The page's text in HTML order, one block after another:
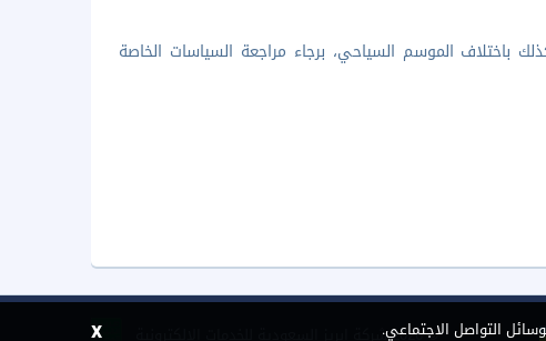
باختلاف الموسم السياحي، برجاء مراجعة السياسات الخاصة
©2026 شركة إبريز السعودية للخدمات الإلكترونية
التواصل الاجتماعي.
x